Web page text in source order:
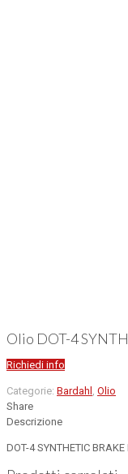
Olio DOT-4
Richiedi info
Categorie: Bardahl
Olio
Share
Descrizione
DOT-4 SYNTHETIC BRAKE